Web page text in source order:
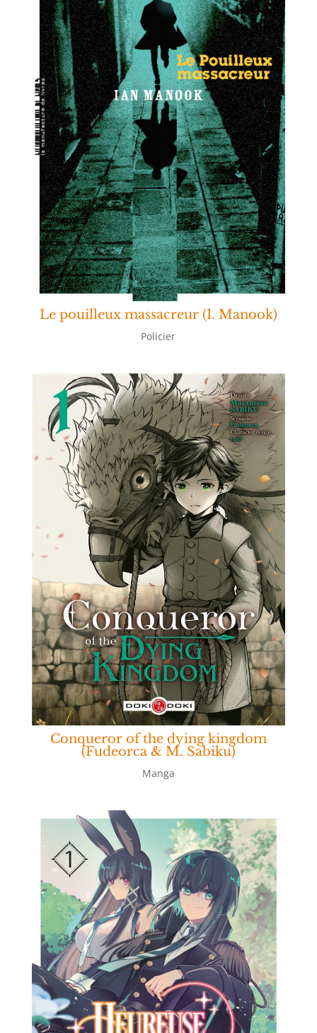
Le pouilleux massacreur (I. Manook)
Policier
Conqueror of the dying kingdom
(Fudeorca & M. Sabiku)
Manga